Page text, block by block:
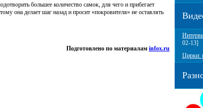
02-13]
Цирки:
большее количество самок, для чего и прибегает
она делает шаг назад и просит «покровителя» не оставлять
Подготовлено по материалам infox.ru